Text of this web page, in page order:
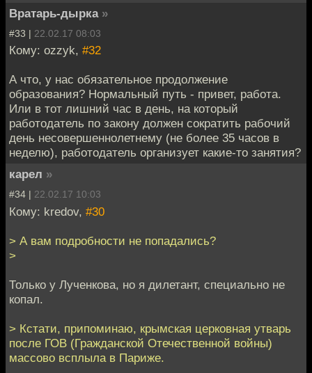
Вратарь-дырка »
#33 | 22.02.17 08:03
Кому: ozzyk, #32
А что, у нас обязательное продолжение
образования? Нормальный путь - привет, работа.
Или в тот лишний час в день, на который
работодатель по закону должен сократить рабочий
день несовершеннолетнему (не более 35 часов в
неделю), работодатель организует какие-то занятия?
карел »
#34 | 22.02.17 10:03
Кому: kredov, #30
> А вам подробности не попадались?
>
Только у Лученкова, но я дилетант, специально не
копал.
> Кстати, припоминаю, крымская церковная утварь
после ГОВ (Гражданской Отечественной войны)
массово всплыла в Париже.